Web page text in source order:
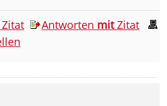
Zitat Antworten mitZitat